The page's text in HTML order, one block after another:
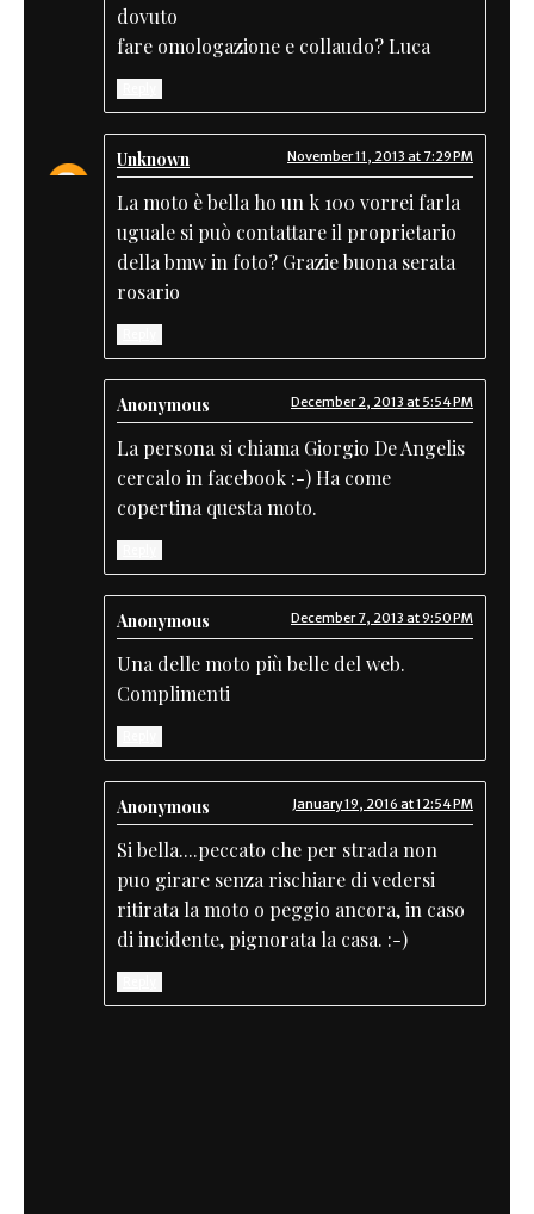
dovuto
fare omologazione e collaudo? Luca
Unknown November 11, 2013 at 7:29 PM
La moto è bella ho un k 100 vorrei farla
uguale si può contattare il proprietario
della bmw in foto? Grazie buona serata
rosario
Anonymous December 2, 2013 at 5:54 PM
La persona si chiama Giorgio De Angelis
cercalo in facebook :-) Ha come
copertina questa moto.
Anonymous December 7, 2013 at 9:50 PM
Una delle moto più belle del web.
Complimenti
Anonymous January 19, 2016 at 12:54 PM
Si bella....peccato che per strada non
puo girare senza rischiare di vedersi
ritirata la moto o peggio ancora, in caso
di incidente, pignorata la casa. :-)